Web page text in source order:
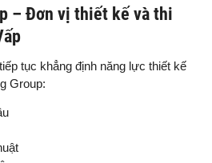
– Đơn vị thiết kế và thi
tục khẳng định năng lực thiết kế
Group: